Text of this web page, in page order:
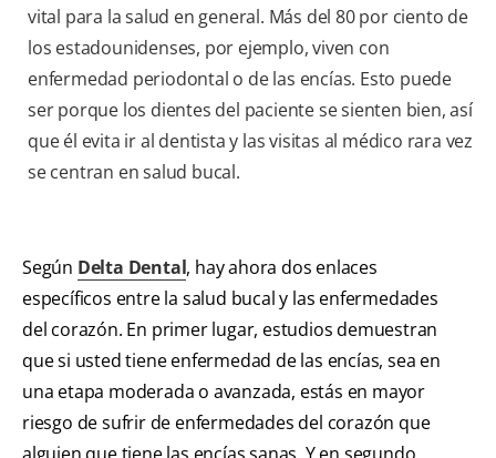
vital para la salud en general. Más del 80 por ciento de
los estadounidenses, por ejemplo, viven con
enfermedad periodontal o de las encías. Esto puede
ser porque los dientes del paciente se sienten bien, así
que él evita ir al dentista y las visitas al médico rara vez
se centran en salud bucal.
Según Delta Dental, hay ahora dos enlaces
específicos entre la salud bucal y las enfermedades
del corazón. En primer lugar, estudios demuestran
que si usted tiene enfermedad de las encías, sea en
una etapa moderada o avanzada, estás en mayor
riesgo de sufrir de enfermedades del corazón que